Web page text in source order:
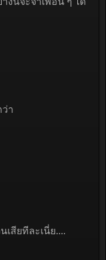
ว่า
เสียทีละเนี่ย....